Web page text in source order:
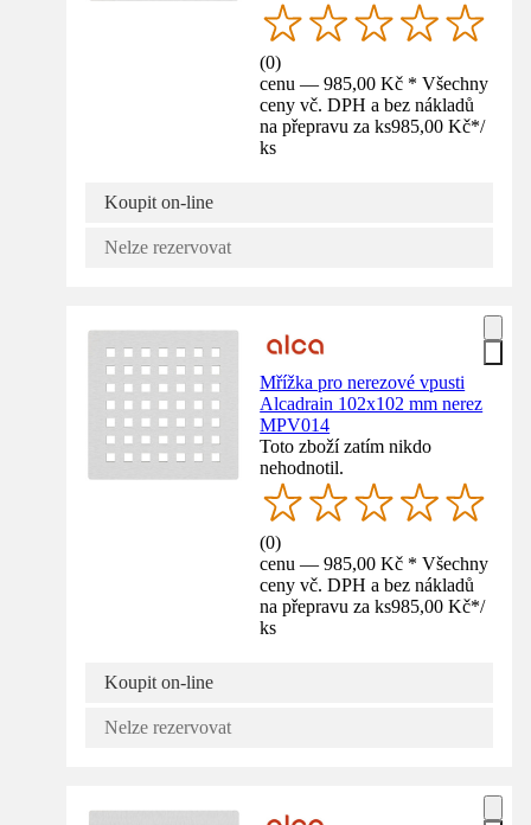
(0)
cenu — 985,00 Kč * Všechny
ceny vč. DPH a bez nákladů
na přepravu za ks985,00 Kč*/
ks
Koupit on-line
Nelze rezervovat
Mřížka pro nerezové vpusti
Alcadrain 102x102 mm nerez
MPV014
Toto zboží zatím nikdo
nehodnotil.
(0)
cenu — 985,00 Kč * Všechny
ceny vč. DPH a bez nákladů
na přepravu za ks985,00 Kč*/
ks
Koupit on-line
Nelze rezervovat